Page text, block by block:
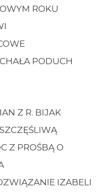
ROKU
PODUCH
Z R. BIJAK
Z PROŚBĄ O
IZABELI